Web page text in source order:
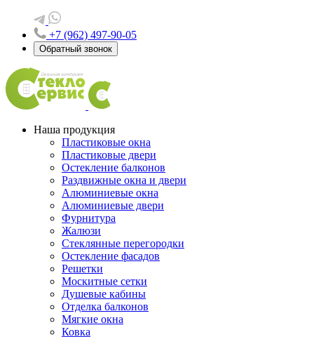
+7 (962) 497-90-05
Обратный звонок
Наша продукция
Пластиковые окна
Пластиковые двери
Остекление балконов
Раздвижные окна и двери
Алюминиевые окна
Алюминиевые двери
Фурнитура
Жалюзи
Стеклянные перегородки
Остекление фасадов
Решетки
Москитные сетки
Душевые кабины
Отделка балконов
Мягкие окна
Ковка